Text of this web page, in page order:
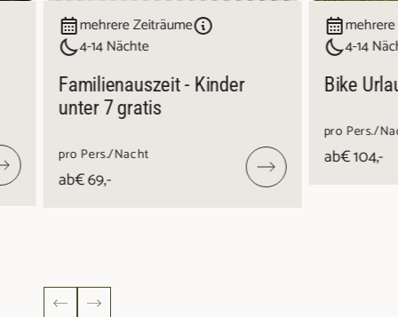
mehrere Zeiträume
4-14 Nächte
Familienauszeit - Kinder
unter 7 gratis
pro Pers./Nacht
ab€ 69,-
4-14
Bike
pro Pers./
ab€ 104,-